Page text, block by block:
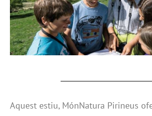
Aquest estiu, MónNatura Pirineus